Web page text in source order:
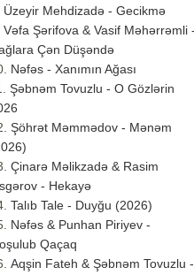
Üzeyir Mehdizadə - Gecikmə
Vəfa Şərifova & Vasif Məhərrəmli -
Çən Düşəndə
Nəfəs - Xanımın Ağası
Şəbnəm Tovuzlu - O Gözlərin
Şöhrət Məmmədov - Mənəm
Çinarə Məlikzadə & Rasim
- Hekayə
Talıb Tale - Duyğu (2026)
Nəfəs & Punhan Piriyev -
Qaçaq
Aqşin Fateh & Şəbnəm Tovuzlu -